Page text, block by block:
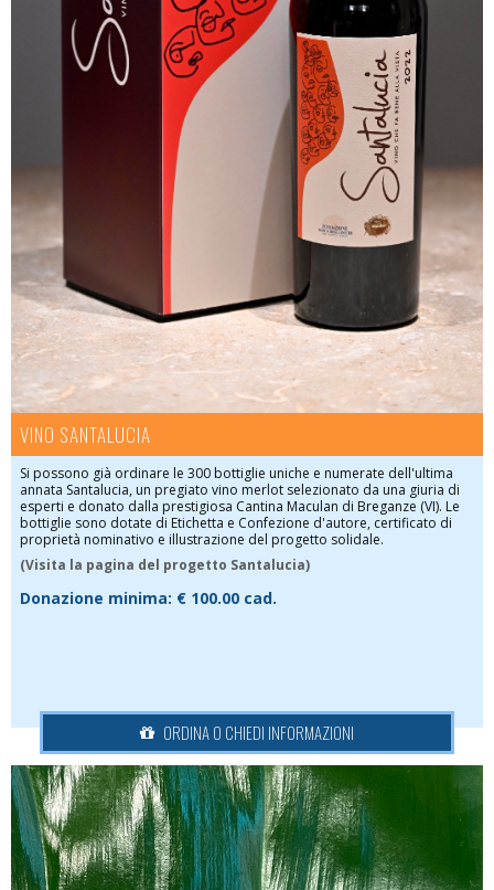
VINO SANTALUCIA
Si possono già ordinare le 300 bottiglie uniche e numerate dell'ultima
annata Santalucia, un pregiato vino merlot selezionato da una giuria di
esperti e donato dalla prestigiosa Cantina Maculan di Breganze (VI). Le
bottiglie sono dotate di Etichetta e Confezione d'autore, certificato di
proprietà nominativo e illustrazione del progetto solidale.
(Visita la pagina del progetto Santalucia)
Donazione minima: € 100.00 cad.
ORDINA O CHIEDI INFORMAZIONI